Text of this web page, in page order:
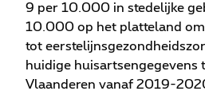
9 per 10.000 in stedelijke
10.000 op het platteland
tot
huidige huisartsengegevens
Vlaanderen vanaf 2019-